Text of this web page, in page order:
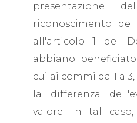
presentazione
riconoscimento
all'articolo 1 del
abbiano
cui ai commi da 1 a
la differenza
valore. In tal